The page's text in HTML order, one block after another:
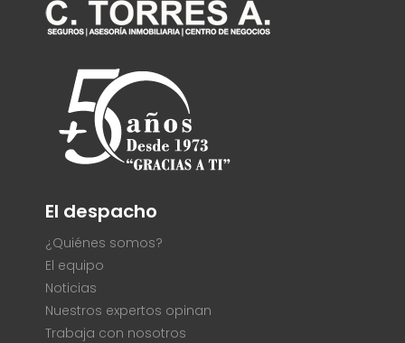
El despacho
¿Quiénes somos?
El equipo
Noticias
Nuestros expertos opinan
Trabaja con nosotros